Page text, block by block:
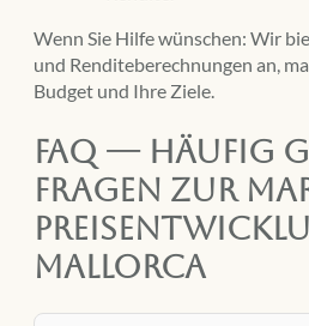
Wenn Sie Hilfe wünschen: Wir
und Renditeberechnungen an,
Budget und Ihre Ziele.
FAQ — Häufig
Fragen zur
Mallorca